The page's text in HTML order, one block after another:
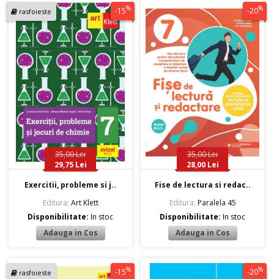
rasfoieste -15%
35,00 Lei
29,75 Lei
Exercitii, probleme si j..
Editura: Art Klett
Disponibilitate:In stoc
-20%
35,00 Lei
28,00 Lei
Fise de lectura si redac..
Editura: Paralela 45
Disponibilitate:In stoc
rasfoieste -15% -20%